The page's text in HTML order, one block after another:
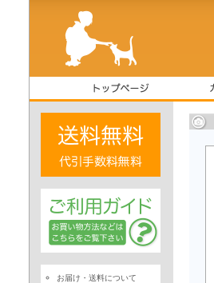
お届け・送料について